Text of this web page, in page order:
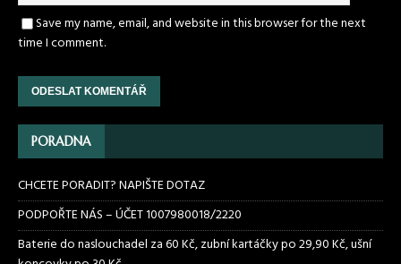
Save my name, email, and website in this browser for the next
time I comment.
PORADNA
CHCETE PORADIT? NAPIŠTE DOTAZ
PODPOŘTE NÁS – ÚČET 1007980018/2220
Baterie do naslouchadel za 60 Kč, zubní kartáčky po 29,90 Kč, ušní